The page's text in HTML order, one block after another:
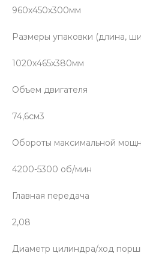
960х450х300мм
Размеры упаковки (длина,
1020х465х380мм
Объем двигателя
74,6см3
Обороты максимальной
4200-5300 об/мин
Главная передача
2,08
Диаметр цилиндра/ход